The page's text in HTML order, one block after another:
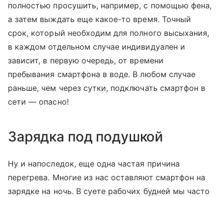
полностью просушить, например, с помощью фена,
а затем выждать еще какое-то время. Точный
срок, который необходим для полного высыхания,
в каждом отдельном случае индивидуален и
зависит, в первую очередь, от времени
пребывания смартфона в воде. В любом случае
раньше, чем через сутки, подключать смартфон в
сети — опасно!
Зарядка под подушкой
Ну и напоследок, еще одна частая причина
перегрева. Многие из нас оставляют смартфон на
зарядке на ночь. В суете рабочих будней мы часто